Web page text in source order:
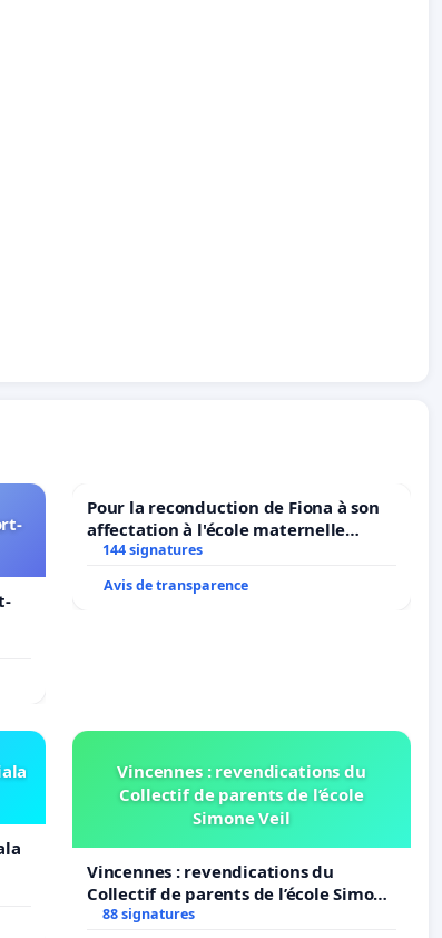
Pour la reconduction de Fiona à son
affectation à l'école maternelle
LAMARTINE auprès de Léo N. en
144 signatures
Avis de transparence
Vincennes : revendications du
Collectif de parents de l’école
Simone Veil
Vincennes : revendications du
Collectif de parents de l’école Simone
Veil
88 signatures